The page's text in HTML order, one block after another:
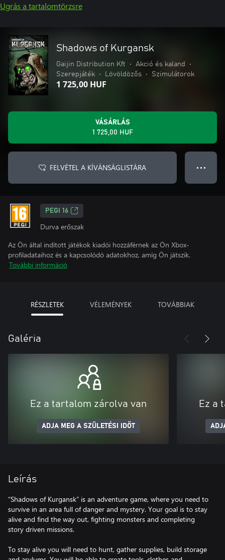
Ugrás a tartalomtörzsre
Shadows of Kurgansk
Gaijin Distribution Kft • Akció és kaland
•
Szerepjáték
• Lövöldözős • Szimulátorok
1 725,00 HUF
VÁSÁRLÁS
1 725,00 HUF
FELVÉTEL A KÍVÁNSÁGLISTÁRA ● ● ●
PEGI 16
Durva erőszak
Az Ön által indított játékok kiadói hozzáférnek az Ön Xbox-
profiladataihoz és a kapcsolódó adatokhoz, amíg Ön játszik.
További információ
RÉSZLETEK VÉLEMÉNYEK TOVÁBBIAK
Galéria
Ez a tartalom zárolva van
ADJA MEG A SZÜLETÉSI IDŐT
Ez a
Leírás
“Shadows of Kurgansk” is an adventure game, where you need to
survive in an area full of danger and mystery. Your goal is to stay
alive and find the way out, fighting monsters and completing
story driven missions.
To stay alive you will need to hunt, gather supplies, build storage